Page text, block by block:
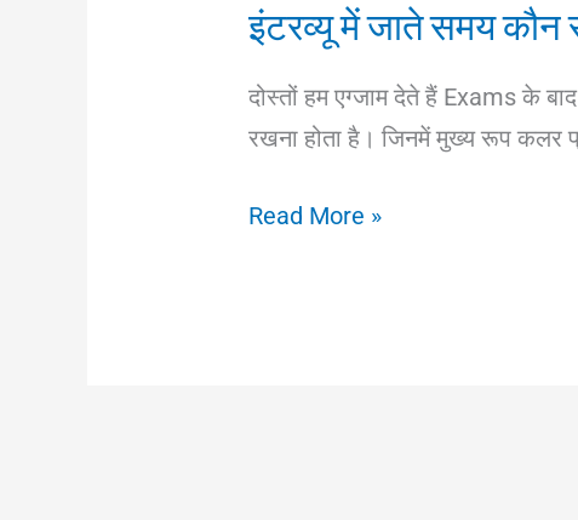
इंटरव्यू में जाते समय कौन
दोस्तों हम एग्जाम देते हैं Exams के
रखना होता है। जिनमें मुख्य रूप
इंटरव्यू
Read More »